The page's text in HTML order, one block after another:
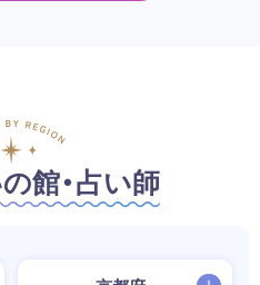
館・占い師